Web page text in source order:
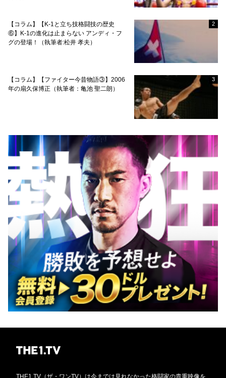
【コラム】【K-1と立ち技格闘技の歴史
⑥】K-1の進化は止まらない アンディ・フ
グの登場！（執筆者:松井 孝夫）
2
【コラム】【ファイター今昔物語③】2006
年の扇久保博正（執筆者：亀池 聖二朗）
3